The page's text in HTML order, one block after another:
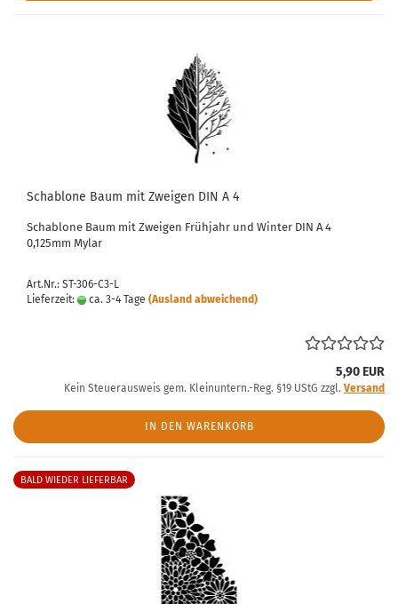
Schablone Baum mit Zweigen DIN A 4
Schablone Baum mit Zweigen Frühjahr und Winter DIN A 4
0,125mm Mylar
Art.Nr.: ST-306-C3-L
Lieferzeit:
ca. 3-4 Tage (Ausland abweichend)
5,90 EUR
Kein Steuerausweis gem. Kleinuntern.-Reg. §19 UStG zzgl. Versand
IN DEN WARENKORB
BALD WIEDER LIEFERBAR